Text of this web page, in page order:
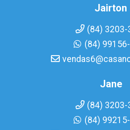
Jairton
(84) 3203-
(84)
Jane
(84) 3203-
(84)